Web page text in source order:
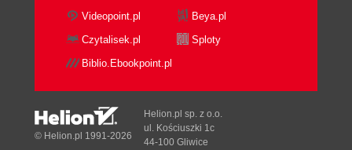
Videopoint.pl
Beya.pl
Czytalisek.pl
Sploty
Biblio.Ebookpoint.pl
© Helion.pl 1991-2026
Helion.pl sp. z o.o.
ul. Kościuszki 1c
44-100 Gliwice